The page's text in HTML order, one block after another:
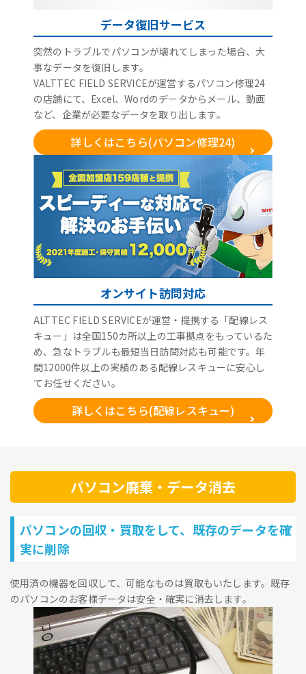
データ復旧サービス
突然のトラブルでパソコンが壊れてしまった場合、大
事なデータを復旧します。
VALTTEC FIELD SERVICEが運営するパソコン修理24
の店舗にて、Excel、Wordのデータからメール、動画
など、企業が必要なデータを取り出します。
詳しくはこちら(パソコン修理24)
オンサイト訪問対応
ALTTEC FIELD SERVICEが運営・提携する「配線レス
キュー」は全国150カ所以上の工事拠点をもっているた
め、急なトラブルも最短当日訪問対応も可能です。年
間12000件以上の実績のある配線レスキューに安心し
てお任せください。
詳しくはこちら(配線レスキュー)
パソコン廃棄・データ消去
パソコンの回収・買取をして、既存のデータを確
実に削除
使用済の機器を回収して、可能なものは買取もいたします。既存
のパソコンのお客様データは安全・確実に消去します。